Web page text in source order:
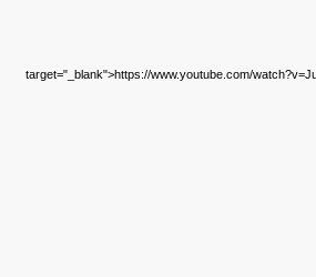
target="_blank">https://www.youtube.com/